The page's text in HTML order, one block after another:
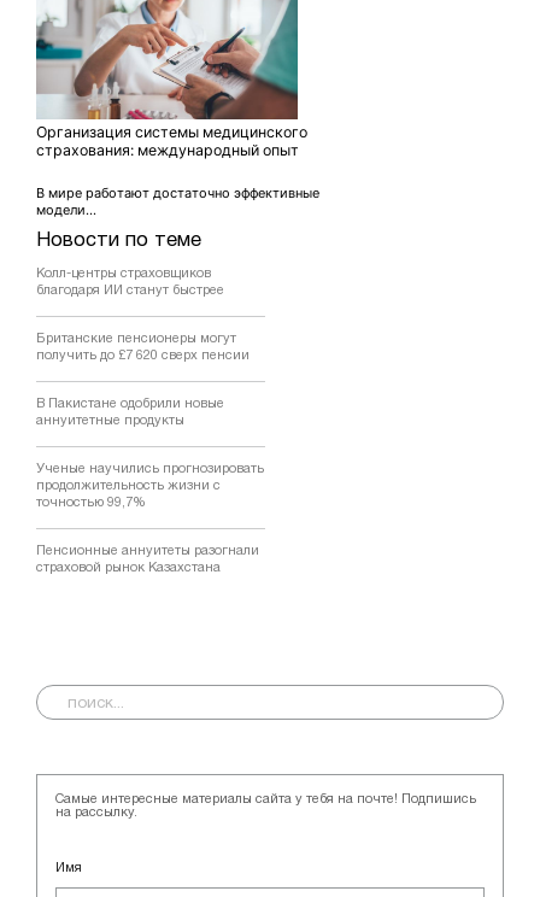
Новости по теме
Колл-центры страховщиков
благодаря ИИ станут быстрее
Британские пенсионеры могут
получить до £7 620 сверх пенсии
В Пакистане одобрили новые
аннуитетные продукты
Ученые научились прогнозировать
продолжительность жизни с
точностью 99,7%
Пенсионные аннуитеты разогнали
страховой рынок Казахстана
Организация системы медицинского
страхования: международный опыт
В мире работают достаточно эффективные
модели...
Самые интересные материалы сайта у тебя на почте! Подпишись
на рассылку.
Имя